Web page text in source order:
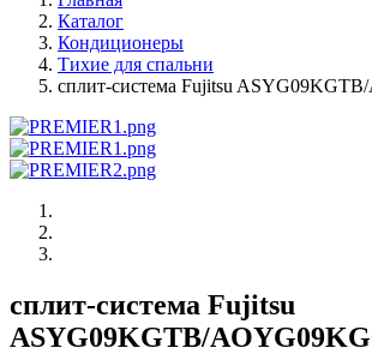
Каталог
Кондиционеры
Тихие для спальни
сплит-система Fujitsu
сплит-система Fujitsu
ASYG09KGTB/